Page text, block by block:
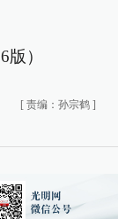
）
[ 责编：孙宗鹤 ]